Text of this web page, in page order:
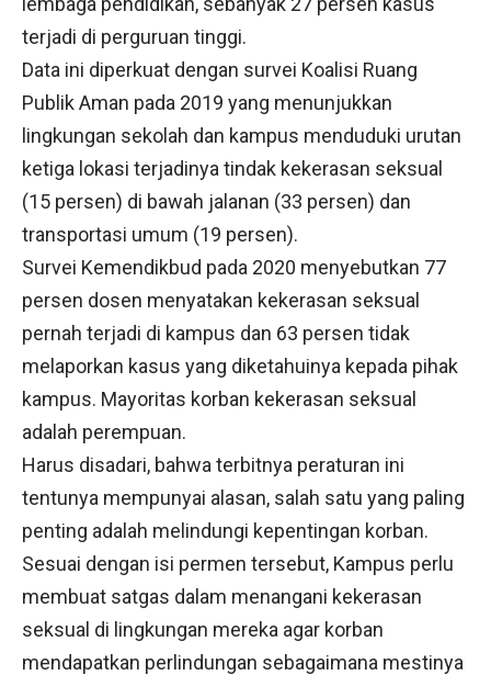
terjadi di perguruan tinggi.
Data ini diperkuat dengan survei Koalisi Ruang
Publik Aman pada 2019 yang menunjukkan
lingkungan sekolah dan kampus menduduki urutan
ketiga lokasi terjadinya tindak kekerasan seksual
(15 persen) di bawah jalanan (33 persen) dan
transportasi umum (19 persen).
Survei Kemendikbud pada 2020 menyebutkan 77
persen dosen menyatakan kekerasan seksual
pernah terjadi di kampus dan 63 persen tidak
melaporkan kasus yang diketahuinya kepada pihak
kampus. Mayoritas korban kekerasan seksual
adalah perempuan.
Harus disadari, bahwa terbitnya peraturan ini
tentunya mempunyai alasan, salah satu yang paling
penting adalah melindungi kepentingan korban.
Sesuai dengan isi permen tersebut, Kampus perlu
membuat satgas dalam menangani kekerasan
seksual di lingkungan mereka agar korban
mendapatkan perlindungan sebagaimana mestinya